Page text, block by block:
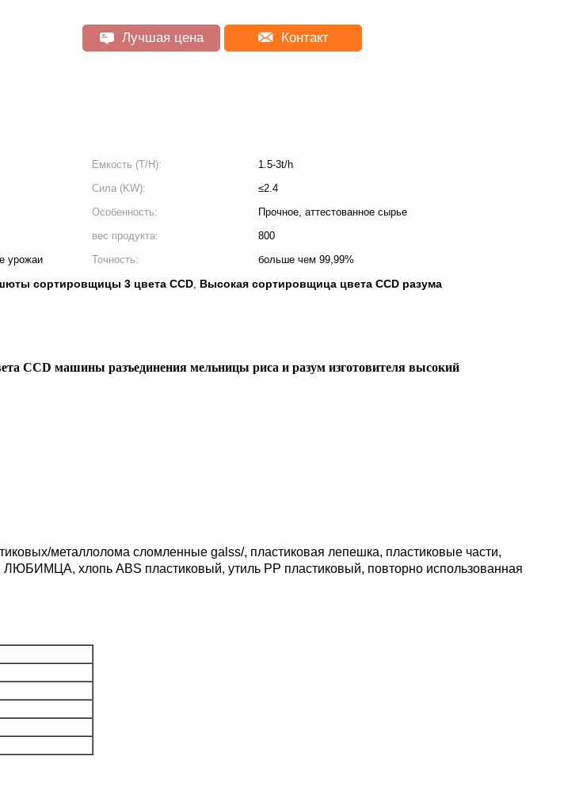
Лучшая цена Контакт
Емкость (T/H):
1.5-3t/h
Сила (KW):
≤2.4
Особенность:
Прочное, аттестованное сырье
вес продукта:
800
урожаи Точность:
больше чем 99,99%
сортировщицы 3 цвета CCD, Высокая сортировщица цвета CCD разума
CCD машины разъединения мельницы риса и разум изготовителя высокий
металлолома сломленные galss/, пластиковая лепешка, пластиковые части,
ЛЮБИМЦА, хлопь ABS пластиковый, утиль PP пластиковый, повторно использованная